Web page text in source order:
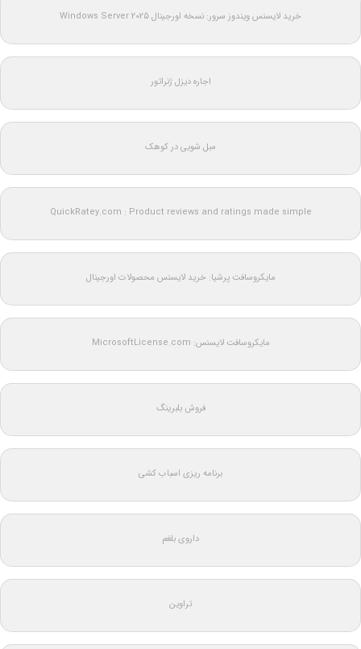
خرید لایسنس ویندوز سرور: نسخه اورجینال Windows Server 2025
اجاره دیزل ژنراتور
مبل شویی در کوهک
QuickRatey.com : Product reviews and ratings made simple
مایکروسافت پرشیا: خرید لایسنس محصولات اورجینال
مایکروسافت لایسنس: MicrosoftLicense.com
فروش بلبرینگ
برنامه ریزی اسباب کشی
داروی بلغم
تراوین